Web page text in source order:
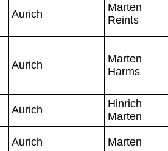
Aurich
Marten
Reints
Aurich
Marten
Harms
Aurich
Hinrich
Marten
Aurich Marten